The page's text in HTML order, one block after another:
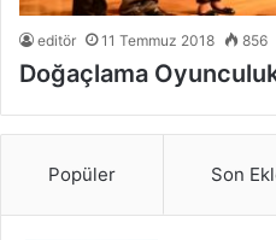
editör 11 Temmuz 2018 856
Doğaçlama
Popüler Son